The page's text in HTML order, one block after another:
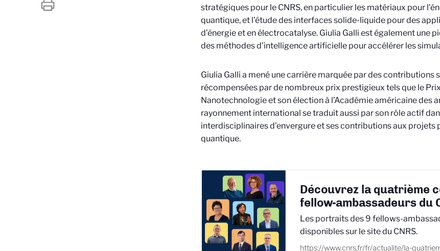
stratégiques pour le CNRS, en particulier les matériaux pour
quantique, et l’étude des interfaces solide-liquide pour des
d’énergie et en électrocatalyse. Giulia Galli est également une
des méthodes d’intelligence artificielle pour accélérer les
Giulia Galli a mené une carrière marquée par des contributions
récompensées par de nombreux prix prestigieux tels que le
Nanotechnologie et son élection à l’Académie américaine des
rayonnement international se traduit aussi par son rôle actif
interdisciplinaires d’envergure et ses contributions aux projets
quantique.
Découvrez la quatrième
fellow-ambassadeurs du
Les portraits des 9 fellows-
disponibles sur le site du CNRS.
https://www.cnrs.fr/fr/actualite/la-